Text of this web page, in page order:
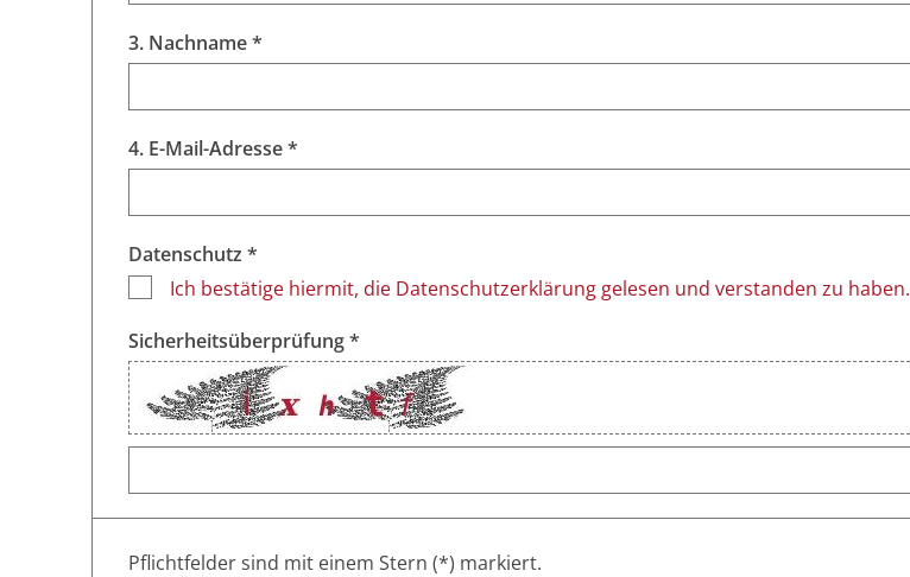
3. Nachname *
4. E-Mail-Adresse *
Datenschutz *
Ich bestätige hiermit, die Datenschutzerklärung gelesen und verstanden zu haben.
Sicherheitsüberprüfung *
Pflichtfelder sind mit einem Stern (*) markiert.